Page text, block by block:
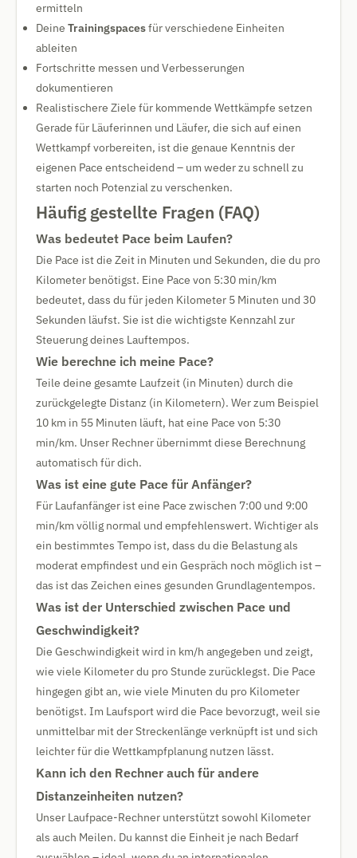
ermitteln
Deine Trainingspacesfür verschiedene Einheiten
ableiten
Fortschritte messen und Verbesserungen
dokumentieren
Realistischere Ziele für kommende Wettkämpfe setzen
Gerade für Läuferinnen und Läufer, die sich auf einen
Wettkampf vorbereiten, ist die genaue Kenntnis der
eigenen Pace entscheidend – um weder zu schnell zu
starten noch Potenzial zu verschenken.
Häufig gestellte Fragen (FAQ)
Was bedeutet Pace beim Laufen?
Die Pace ist die Zeit in Minuten und Sekunden, die du pro
Kilometer benötigst. Eine Pace von 5:30 min/km
bedeutet, dass du für jeden Kilometer 5 Minuten und 30
Sekunden läufst. Sie ist die wichtigste Kennzahl zur
Steuerung deines Lauftempos.
Wie berechne ich meine Pace?
Teile deine gesamte Laufzeit (in Minuten) durch die
zurückgelegte Distanz (in Kilometern). Wer zum Beispiel
10 km in 55 Minuten läuft, hat eine Pace von 5:30
min/km. Unser Rechner übernimmt diese Berechnung
automatisch für dich.
Was ist eine gute Pace für Anfänger?
Für Laufanfänger ist eine Pace zwischen 7:00 und 9:00
min/km völlig normal und empfehlenswert. Wichtiger als
ein bestimmtes Tempo ist, dass du die Belastung als
moderat empfindest und ein Gespräch noch möglich ist –
das ist das Zeichen eines gesunden Grundlagentempos.
Was ist der Unterschied zwischen Pace und
Geschwindigkeit?
Die Geschwindigkeit wird in km/h angegeben und zeigt,
wie viele Kilometer du pro Stunde zurücklegst. Die Pace
hingegen gibt an, wie viele Minuten du pro Kilometer
benötigst. Im Laufsport wird die Pace bevorzugt, weil sie
unmittelbar mit der Streckenlänge verknüpft ist und sich
leichter für die Wettkampfplanung nutzen lässt.
Kann ich den Rechner auch für andere
Distanzeinheiten nutzen?
Unser Laufpace-Rechner unterstützt sowohl Kilometer
als auch Meilen. Du kannst die Einheit je nach Bedarf